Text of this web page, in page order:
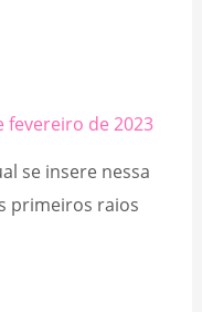
fevereiro de 2023
se insere nessa
primeiros raios